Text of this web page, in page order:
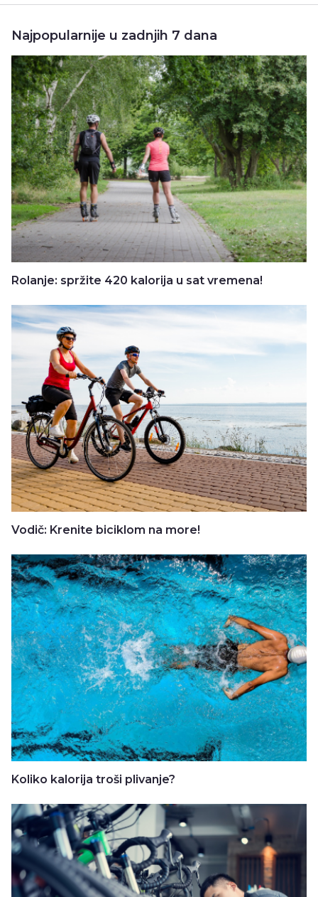
Najpopularnije u zadnjih 7 dana
Rolanje: spržite 420 kalorija u sat vremena!
Vodič: Krenite biciklom na more!
Koliko kalorija troši plivanje?